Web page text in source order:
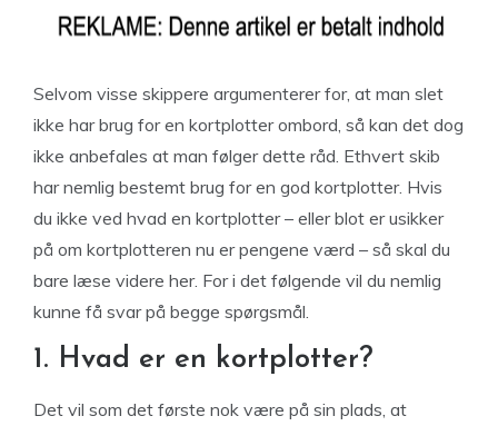
Selvom visse skippere argumenterer for, at man slet
ikke har brug for en kortplotter ombord, så kan det dog
ikke anbefales at man følger dette råd. Ethvert skib
har nemlig bestemt brug for en god kortplotter. Hvis
du ikke ved hvad en kortplotter – eller blot er usikker
på om kortplotteren nu er pengene værd – så skal du
bare læse videre her. For i det følgende vil du nemlig
kunne få svar på begge spørgsmål.
1. Hvad er en kortplotter?
Det vil som det første nok være på sin plads, at